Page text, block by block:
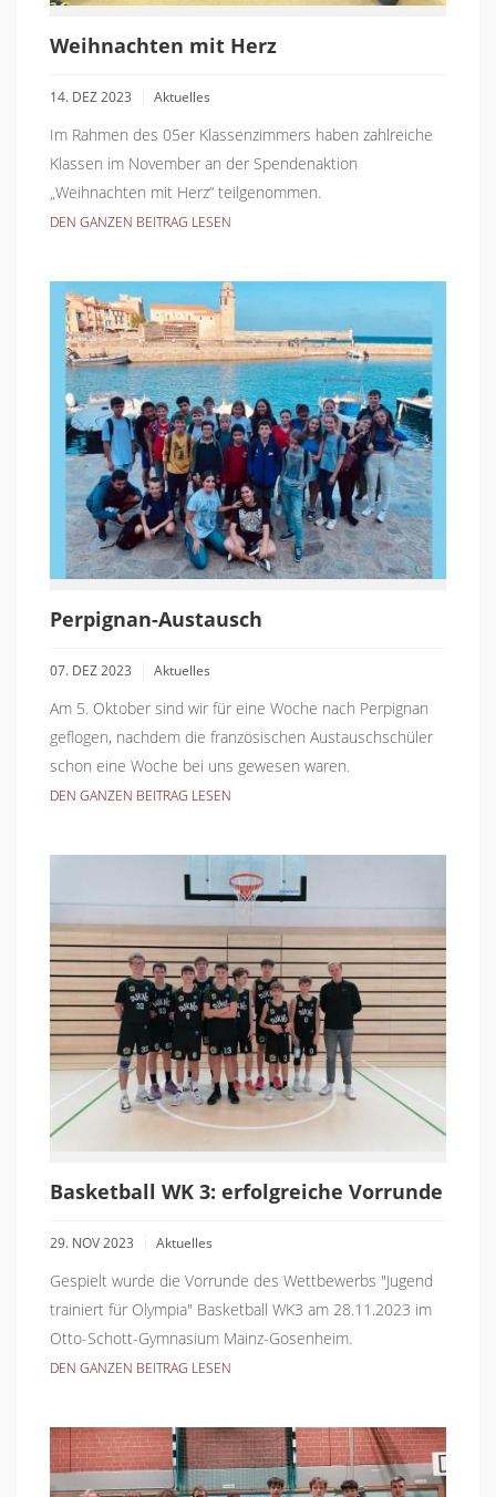
Weihnachten mit Herz
14. DEZ 2023 Aktuelles
Im Rahmen des 05er Klassenzimmers haben zahlreiche
Klassen im November an der Spendenaktion
„Weihnachten mit Herz“ teilgenommen.
DEN GANZEN BEITRAG LESEN
Perpignan-Austausch
07. DEZ 2023 Aktuelles
Am 5. Oktober sind wir für eine Woche nach Perpignan
geflogen, nachdem die französischen Austauschschüler
schon eine Woche bei uns gewesen waren.
DEN GANZEN BEITRAG LESEN
Basketball WK 3: erfolgreiche Vorrunde
29. NOV 2023 Aktuelles
Gespielt wurde die Vorrunde des Wettbewerbs "Jugend
trainiert für Olympia" Basketball WK3 am 28.11.2023 im
Otto-Schott-Gymnasium Mainz-Gosenheim.
DEN GANZEN BEITRAG LESEN